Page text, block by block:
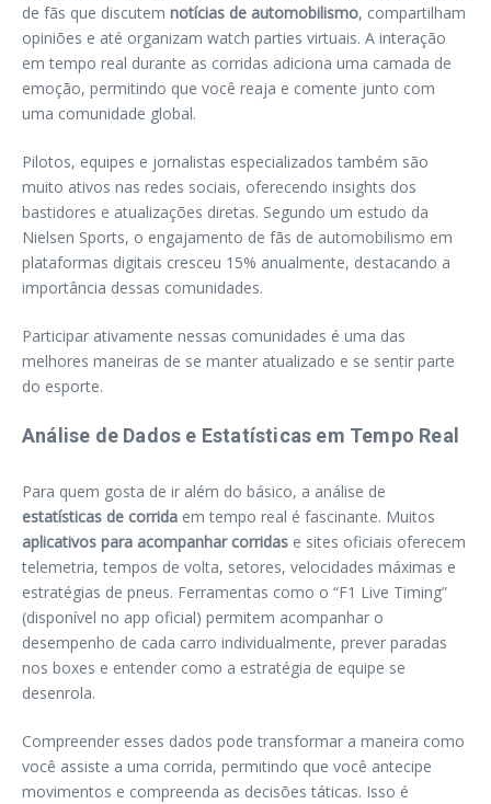
de fãs que discutem notícias de automobilismo, compartilham
opiniões e até organizam watch parties virtuais. A interação
em tempo real durante as corridas adiciona uma camada de
emoção, permitindo que você reaja e comente junto com
uma comunidade global.
Pilotos, equipes e jornalistas especializados também são
muito ativos nas redes sociais, oferecendo insights dos
bastidores e atualizações diretas. Segundo um estudo da
Nielsen Sports, o engajamento de fãs de automobilismo em
plataformas digitais cresceu 15% anualmente, destacando a
importância dessas comunidades.
Participar ativamente nessas comunidades é uma das
melhores maneiras de se manter atualizado e se sentir parte
do esporte.
Análise de Dados e Estatísticas em Tempo Real
Para quem gosta de ir além do básico, a análise de
estatísticas de corrida em tempo real é fascinante. Muitos
aplicativos para acompanhar corridas e sites oficiais oferecem
telemetria, tempos de volta, setores, velocidades máximas e
estratégias de pneus. Ferramentas como o “F1 Live Timing”
(disponível no app oficial) permitem acompanhar o
desempenho de cada carro individualmente, prever paradas
nos boxes e entender como a estratégia de equipe se
desenrola.
Compreender esses dados pode transformar a maneira como
você assiste a uma corrida, permitindo que você antecipe
movimentos e compreenda as decisões táticas. Isso é